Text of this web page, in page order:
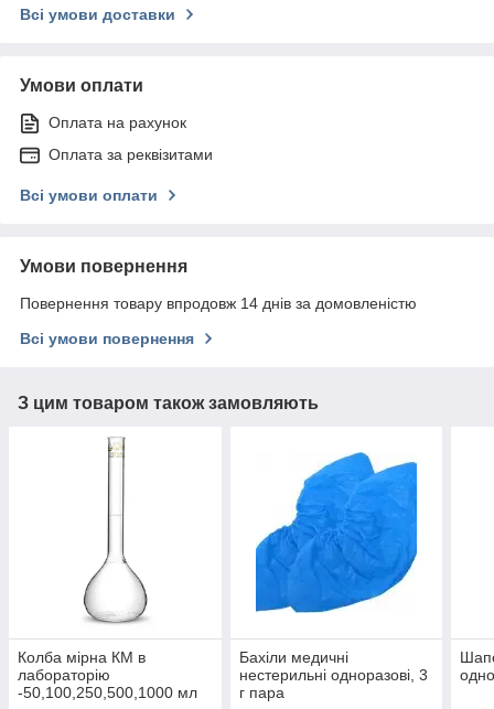
Всі умови доставки
Умови оплати
Оплата на рахунок
Оплата за реквізитами
Всі умови оплати
Умови повернення
Повернення товару впродовж 14 днів за домовленістю
Всі умови повернення
З цим товаром також замовляють
Колба мірна КМ в
лабораторію
-50,100,250,500,1000 мл
Бахіли медичні
нестерильні одноразові, 3
г пара